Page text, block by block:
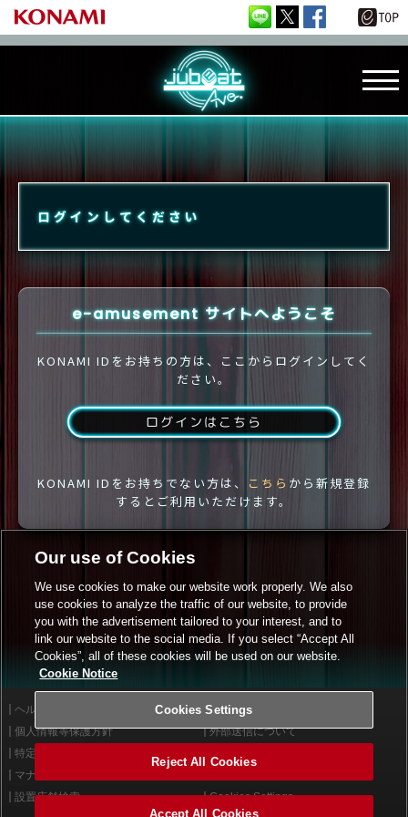
ログインしてください
e-amusement サイトへようこそ
KONAMI IDをお持ちの方は、ここからログインしてく
ださい。
ログインはこちら
KONAMI IDをお持ちでない方は、 こちら から新規登録
するとご利用いただけます。
ヘルプ
利用規約
個人情報等保護方針
外部送信について
特定商取引法に基づく表示
マナー＆ルール
設置店舗検索
Cookies Settings
Our use of Cookies
We use cookies to make our website work properly. We also
use cookies to analyze the traffic of our website, to provide
you with the advertisement tailored to your interest, and to
link our website to the social media. If you select “Accept All
Cookies”, all of these cookies will be used on our website.
Cookie Notice
Cookies Settings
Reject All Cookies
Accept All Cookies